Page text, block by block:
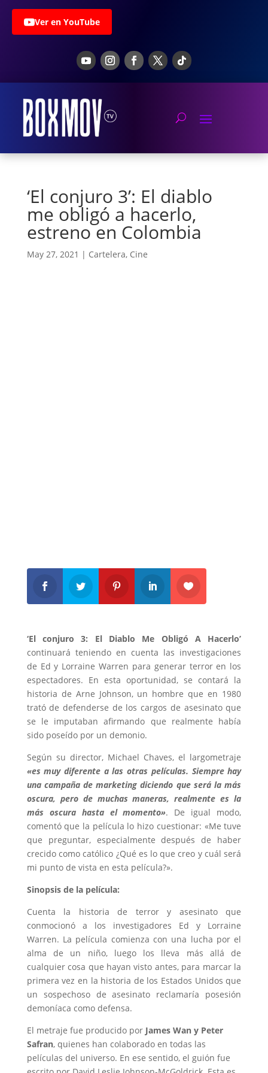
Ver en YouTube
‘El conjuro 3’: El diablo
me obligó a hacerlo,
estreno en Colombia
May 27, 2021 | Cartelera, Cine
‘El conjuro 3: El Diablo Me Obligó A Hacerlo’
continuará teniendo en cuenta las investigaciones
de Ed y Lorraine Warren para generar terror en los
espectadores. En esta oportunidad, se contará la
historia de Arne Johnson, un hombre que en 1980
trató de defenderse de los cargos de asesinato que
se le imputaban afirmando que realmente había
sido poseído por un demonio.
Según su director, Michael Chaves, el largometraje
«es muy diferente a las otras películas. Siempre hay
una campaña de marketing diciendo que será la más
oscura, pero de muchas maneras, realmente es la
más oscura hasta el momento». De igual modo,
comentó que la película lo hizo cuestionar: «Me tuve
que preguntar, especialmente después de haber
crecido como católico ¿Qué es lo que creo y cuál será
mi punto de vista en esta película?».
Sinopsis de la película:
Cuenta la historia de terror y asesinato que
conmocionó a los investigadores Ed y Lorraine
Warren. La película comienza con una lucha por el
alma de un niño, luego los lleva más allá de
cualquier cosa que hayan visto antes, para marcar la
primera vez en la historia de los Estados Unidos que
un sospechoso de asesinato reclamaría posesión
demoníaca como defensa.
El metraje fue producido por James Wan y Peter
Safran, quienes han colaborado en todas las
películas del universo. En ese sentido, el guión fue